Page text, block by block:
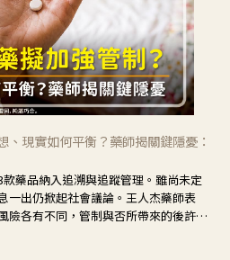
現實如何平衡？藥師揭關鍵隱憂：
藥品納入追溯與追蹤管理。雖尚未定
一出仍掀起社會議論。王人杰藥師表
險各有不同，管制與否所帶來的後許影